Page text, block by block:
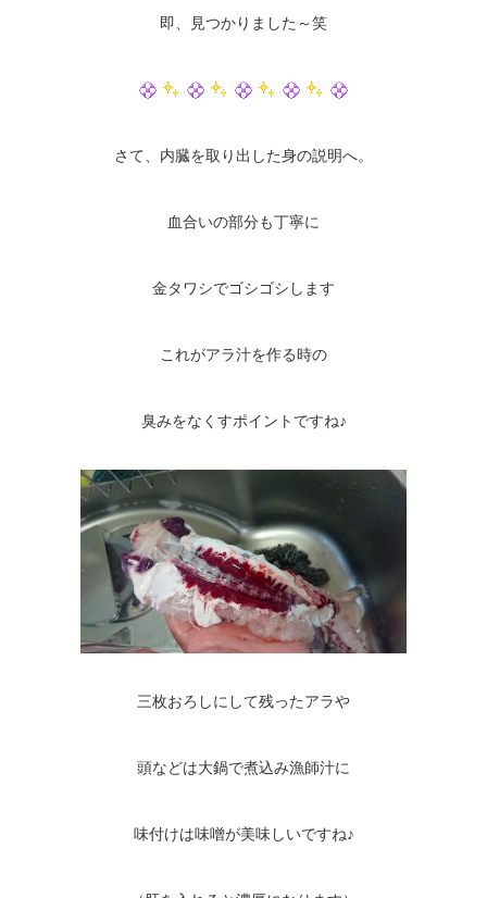
即、見つかりました～笑
さて、内臓を取り出した身の説明へ。
血合いの部分も丁寧に
金タワシでゴシゴシします
これがアラ汁を作る時の
臭みをなくすポイントですね♪
三枚おろしにして残ったアラや
頭などは大鍋で煮込み漁師汁に
味付けは味噌が美味しいですね♪